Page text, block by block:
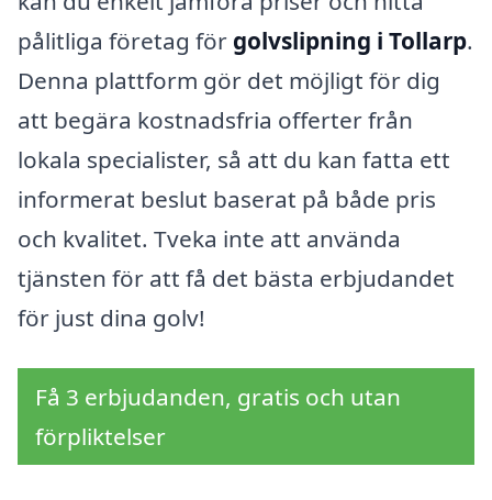
pålitliga företag för golvslipning i Tollarp.
Denna plattform gör det möjligt för dig
att begära kostnadsfria offerter från
lokala specialister, så att du kan fatta ett
informerat beslut baserat på både pris
och kvalitet. Tveka inte att använda
tjänsten för att få det bästa erbjudandet
för just dina golv!
Få 3 erbjudanden, gratis och utan
förpliktelser